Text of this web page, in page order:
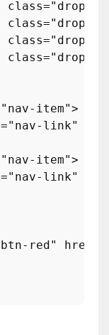
class=
class=
class=
class=
"nav-item">
="nav-link"
"nav-item">
="nav-link"
red" href